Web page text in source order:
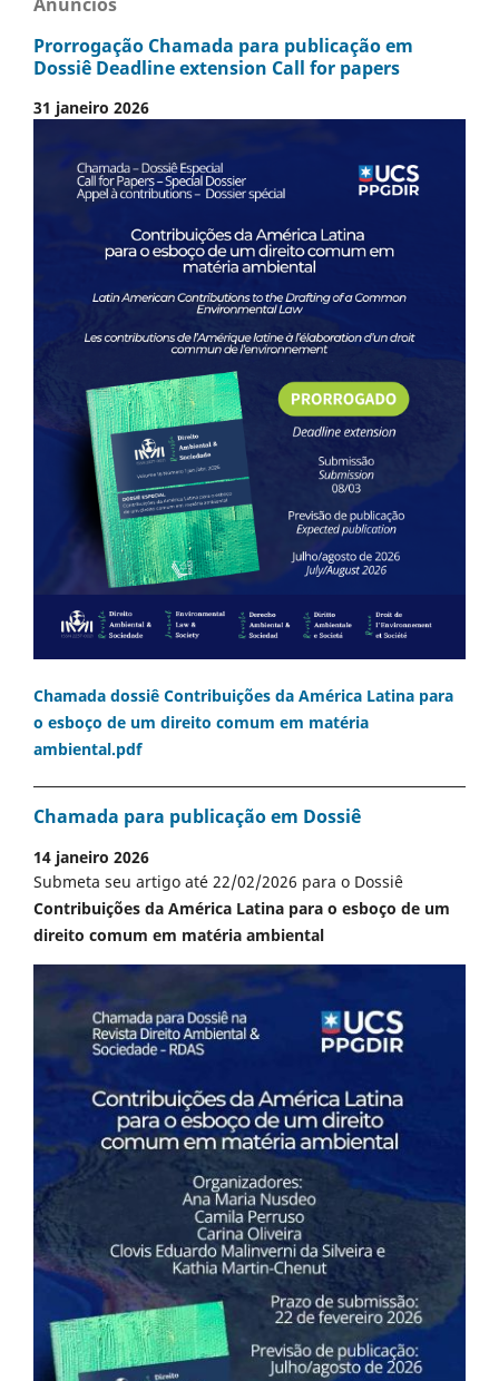
Prorrogação Chamada para publicação em
Dossiê Deadline extension Call for papers
31 janeiro 2026
Chamada dossiê Contribuições da América Latina para
o esboço de um direito comum em matéria
ambiental.pdf
Chamada para publicação em Dossiê
14 janeiro 2026
Submeta seu artigo até 22/02/2026 para o Dossiê
Contribuições da América Latina para o esboço de um
direito comum em matéria ambiental